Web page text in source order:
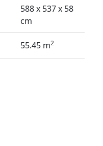
588 x 537 x 58
cm
55.45 m2